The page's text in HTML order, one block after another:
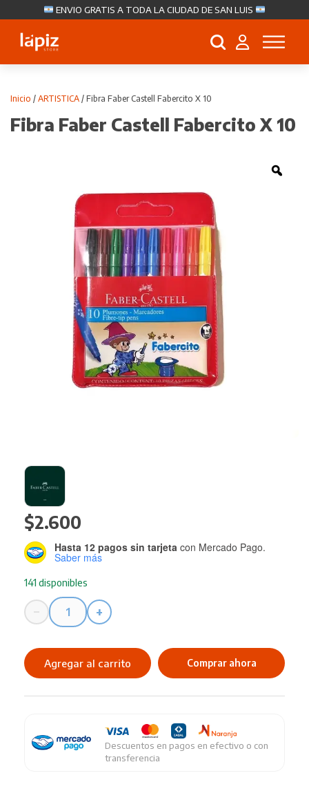
ENVIO GRATIS A TODA LA CIUDAD DE SAN LUIS
Búsqueda
Inicio / ARTISTICA / Fibra Faber Castell Fabercito X 10
Fibra Faber Castell Fabercito X 10
$2.600
141 disponibles
Hasta 12 pagos sin tarjeta con Mercado Pago.
Saber más
−
Fibra
Castell
Fabercito
+
Agregar al carrito Comprar ahora
Descuentos en pagos en efectivo o con
transferencia